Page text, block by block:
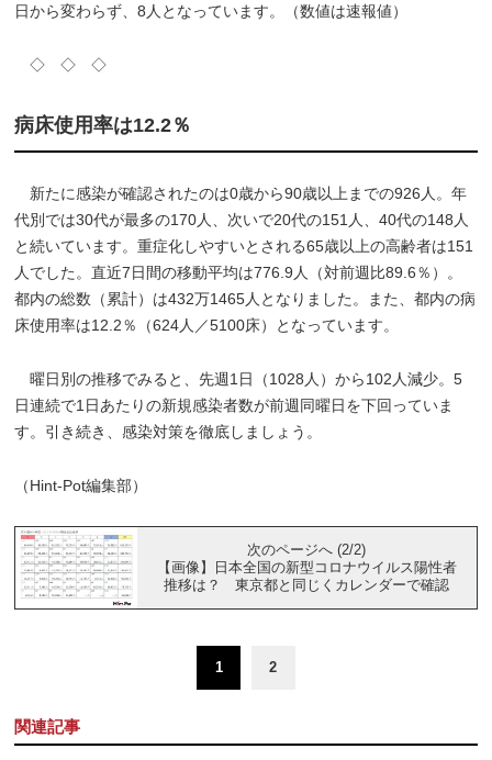
日から変わらず、8人となっています。（数値は速報値）
◇ ◇ ◇
病床使用率は12.2％
新たに感染が確認されたのは0歳から90歳以上までの926人。年
代別では30代が最多の170人、次いで20代の151人、40代の148人
と続いています。重症化しやすいとされる65歳以上の高齢者は151
人でした。直近7日間の移動平均は776.9人（対前週比89.6％）。
都内の総数（累計）は432万1465人となりました。また、都内の病
床使用率は12.2％（624人／5100床）となっています。
曜日別の推移でみると、先週1日（1028人）から102人減少。5
日連続で1日あたりの新規感染者数が前週同曜日を下回っていま
す。引き続き、感染対策を徹底しましょう。
（Hint-Pot編集部）
次のページへ (2/2)
【画像】日本全国の新型コロナウイルス陽性者
推移は？ 東京都と同じくカレンダーで確認
1 2
関連記事